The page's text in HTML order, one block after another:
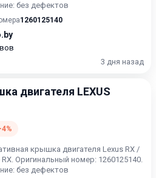
без дефектов
1260125140
3 дня назад
двигателя LEXUS
-4%
крышка двигателя Lexus RX /
RX. Оригинальный номер: 1260125140.
без дефектов